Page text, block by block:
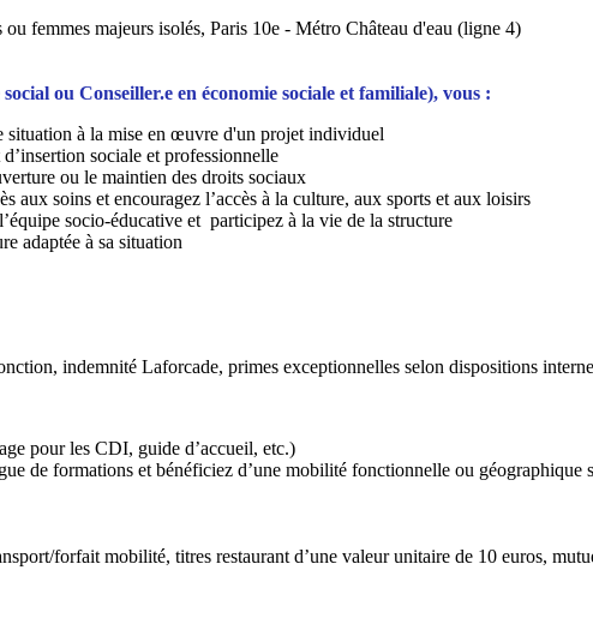
ou femmes majeurs isolés, Paris 10e - Métro Château d'eau (ligne 4)
ou Conseiller.e en économie sociale et familiale), vous :
situation à la mise en œuvre d'un projet individuel
sociale et professionnelle
ou le maintien des droits sociaux
aux soins et encouragez l’accès à la culture, aux sports et aux loisirs
socio-éducative et participez à la vie de la structure
adaptée à sa situation
indemnité Laforcade, primes exceptionnelles selon dispositions
pour les CDI, guide d’accueil, etc.)
de formations et bénéficiez d’une mobilité fonctionnelle ou géographique
forfait mobilité, titres restaurant d’une valeur unitaire de 10 euros,